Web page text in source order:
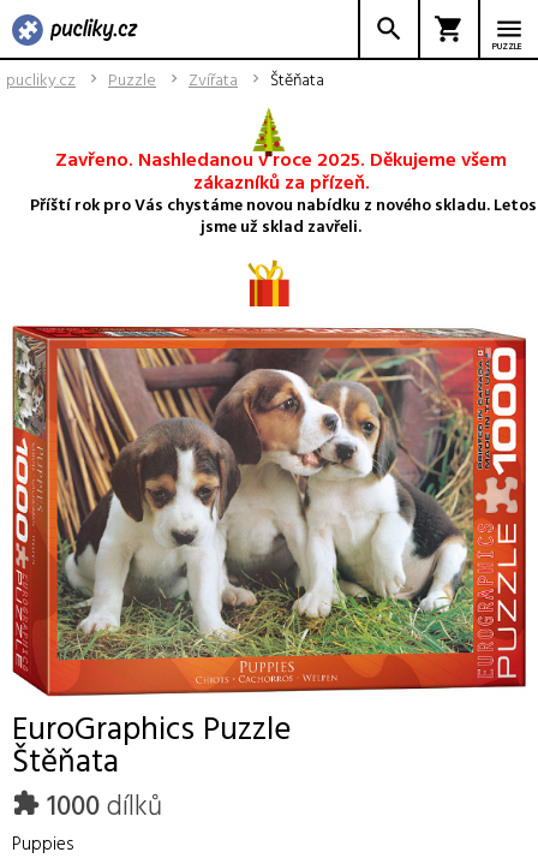
PUZZLE
pucliky.cz Puzzle Zvířata Štěňata
Zavřeno. Nashledanou v roce 2025. Děkujeme všem
zákazníků za přízeň.
Příští rok pro Vás chystáme novou nabídku z nového skladu. Letos
jsme už sklad zavřeli.
EuroGraphics Puzzle
Štěňata
1000dílků
Puppies